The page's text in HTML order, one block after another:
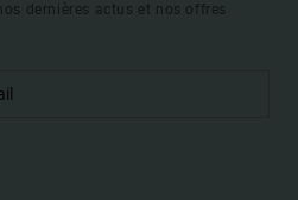
dernières actus et nos offres